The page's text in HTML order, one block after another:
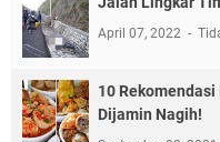
April 07, 2022
10
Dijamin Nagih!